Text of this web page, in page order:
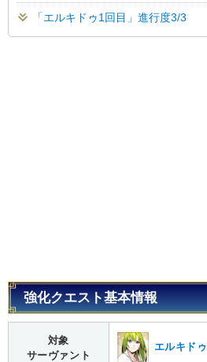
「エルキドゥ1回目」進行度3/3
強化クエスト基本情報
対象
サーヴァント
エルキドゥ